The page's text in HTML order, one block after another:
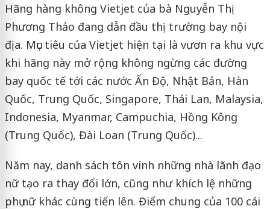
Hãng hàng không Vietjet của bà Nguyễn Thị
Phương Thảo đang dẫn đầu thị trường bay nội
địa. Mục tiêu của Vietjet hiện tại là vươn ra khu vực
khi hãng này mở rộng không ngừng các đường
bay quốc tế tới các nước Ấn Độ, Nhật Bản, Hàn
Quốc, Trung Quốc, Singapore, Thái Lan, Malaysia,
Indonesia, Myanmar, Campuchia, Hồng Kông
(Trung Quốc), Đài Loan (Trung Quốc)...
Năm nay, danh sách tôn vinh những nhà lãnh đạo
nữ tạo ra thay đổi lớn, cũng như khích lệ những
phụ nữ khác cùng tiến lên. Điểm chung của 100 cái